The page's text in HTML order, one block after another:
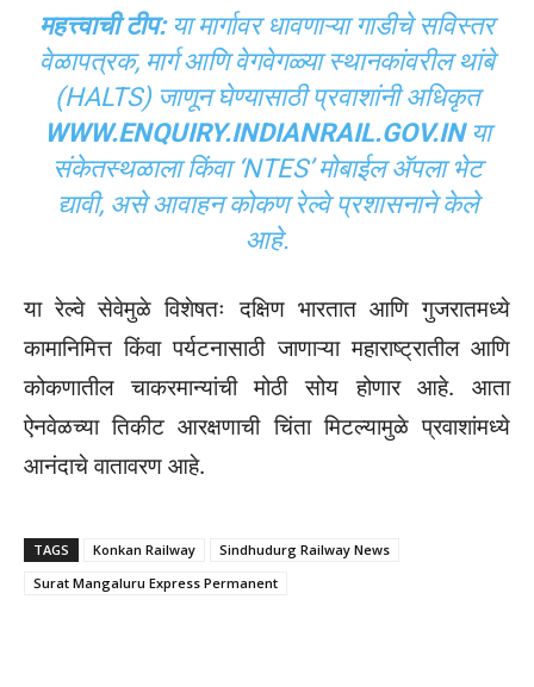
महत्त्वाची टीप:या मार्गावर धावणाऱ्या गाडीचे सविस्तर
वेळापत्रक, मार्ग आणि वेगवेगळ्या स्थानकांवरील थांबे
(HALTS) जाणून घेण्यासाठी प्रवाशांनी अधिकृत
WWW.ENQUIRY.INDIANRAIL.GOV.INया
संकेतस्थळाला किंवा ‘NTES’ मोबाईल ॲपला भेट
द्यावी, असे आवाहन कोकण रेल्वे प्रशासनाने केले
आहे.
या रेल्वे सेवेमुळे विशेषतः दक्षिण भारतात आणि गुजरातमध्ये
कामानिमित्त किंवा पर्यटनासाठी जाणाऱ्या महाराष्ट्रातील आणि
कोकणातील चाकरमान्यांची मोठी सोय होणार आहे. आता
ऐनवेळच्या तिकीट आरक्षणाची चिंता मिटल्यामुळे प्रवाशांमध्ये
आनंदाचे वातावरण आहे.
TAGS Konkan Railway
Sindhudurg Railway News
Surat Mangaluru Express Permanent